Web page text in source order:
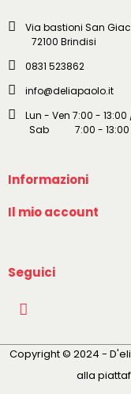
Via bastioni San
72100 Brindisi
0831 523862
info@deliapaolo.it
Lun - Ven 7:00 - 13:00
Sab 7:00 - 13:00
Informazioni
Il mio account
Seguici
Copyright © 2024 -
alla